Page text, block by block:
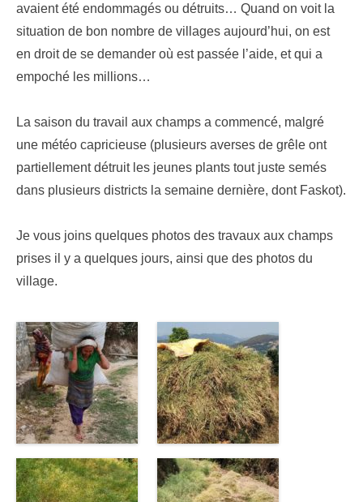
avaient été endommagés ou détruits… Quand on voit la
situation de bon nombre de villages aujourd’hui, on est
en droit de se demander où est passée l’aide, et qui a
empoché les millions…
La saison du travail aux champs a commencé, malgré
une météo capricieuse (plusieurs averses de grêle ont
partiellement détruit les jeunes plants tout juste semés
dans plusieurs districts la semaine dernière, dont Faskot).
Je vous joins quelques photos des travaux aux champs
prises il y a quelques jours, ainsi que des photos du
village.